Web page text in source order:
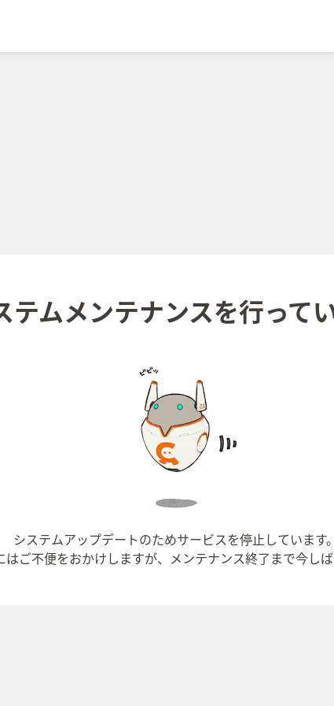
テムメンテナンスを行って
システムアップデートのためサービスを停止しています。
ご不便をおかけしますが、メンテナンス終了まで今しば